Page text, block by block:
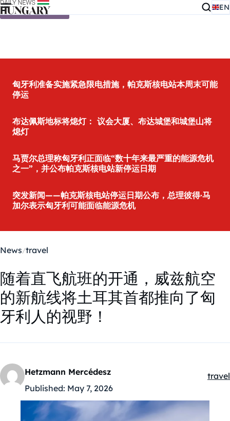
Skip to content EN
匈牙利准备实施紧急限电措施，帕克斯核电站本周末可能
停运
布达佩斯地标将熄灯： 议会大厦、布达城堡和城堡山将
熄灯
马贾尔总理称匈牙利正面临“数十年来最严重的能源危机
之一”，并公布帕克斯核电站新停运日期
突发新闻——帕克斯核电站停运日期公布，总理彼得·马
加尔表示匈牙利可能面临能源危机
News travel
随着直飞航班的开通，威兹航空
的新航线将土耳其首都推向了匈
牙利人的视野！
Hetzmann Mercédesz
Published: May 7, 2026
travel